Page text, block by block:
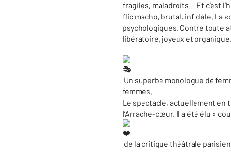
fragiles, maladroits… Et c’est
flic macho, brutal, infidèle. La
psychologiques. Contre toute
libératoire, joyeux et
Un superbe monologue de
femmes.
Le spectacle, actuellement en
l’Arrache-cœur. Il a été élu «
de la critique théâtrale